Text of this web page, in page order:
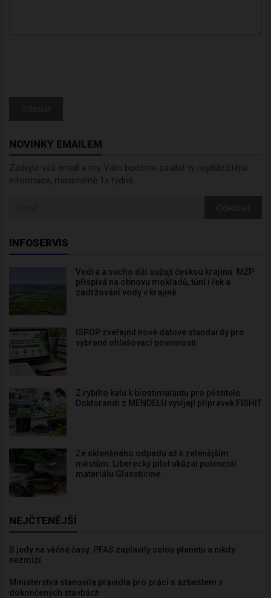
NOVINKY EMAILEM
Zadejte váš email a my Vám budeme zasílat ty nejdůležitější
informace, maximálně 1x týdně.
INFOSERVIS
Vedra a sucho dál sužují českou krajinu. MŽP
přispívá na obnovu mokřadů, tůní i řek a
zadržování vody v krajině
ISPOP zveřejnil nové datové standardy pro
vybrané ohlašovací povinnosti
Z rybího kalu k biostimulantu pro pěstitele.
Doktorandi z MENDELU vyvíjejí přípravek FISHIT
Ze skleněného odpadu až k zelenějším
městům. Liberecký pilot ukázal potenciál
materiálu Glassticine
NEJČTENĚJŠÍ
S jedy na věčné časy. PFAS zaplavily celou planetu a nikdy
nezmizí
Ministerstva stanovila pravidla pro práci s azbestem v
dokončených stavbách